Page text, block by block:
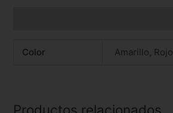
Color Amarillo, Rojo